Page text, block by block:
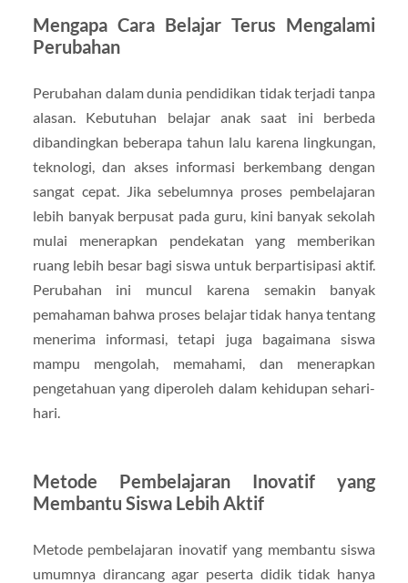
Mengapa Cara Belajar Terus Mengalami
Perubahan
Perubahan dalam dunia pendidikan tidak terjadi tanpa
alasan. Kebutuhan belajar anak saat ini berbeda
dibandingkan beberapa tahun lalu karena lingkungan,
teknologi, dan akses informasi berkembang dengan
sangat cepat. Jika sebelumnya proses pembelajaran
lebih banyak berpusat pada guru, kini banyak sekolah
mulai menerapkan pendekatan yang memberikan
ruang lebih besar bagi siswa untuk berpartisipasi aktif.
Perubahan ini muncul karena semakin banyak
pemahaman bahwa proses belajar tidak hanya tentang
menerima informasi, tetapi juga bagaimana siswa
mampu mengolah, memahami, dan menerapkan
pengetahuan yang diperoleh dalam kehidupan sehari-
hari.
Metode Pembelajaran Inovatif yang
Membantu Siswa Lebih Aktif
Metode pembelajaran inovatif yang membantu siswa
umumnya dirancang agar peserta didik tidak hanya